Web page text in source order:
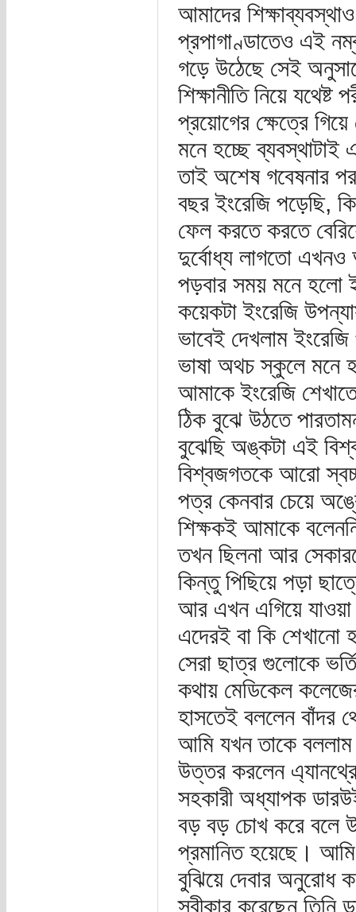
আমাদের
প্রপাগাণ্ডাতেও এই
গড়ে উঠেছে সেই
শিক্ষানীতি নিয়ে
প্রয়োগের ক্ষেত্রে গিয়ে
মনে হচ্ছে
তাই অশেষ গবেষনার
বছর ইংরেজি পড়েছি,
ফেল করতে করতে
দুর্বোধ্য লাগতো এখনও
পড়বার সময় মনে হলো
কয়েকটা ইংরেজি
ভাবেই দেখলাম
ভাষা অথচ স্কুলে মনে
আমাকে ইংরেজি
ঠিক বুঝে উঠতে
বুঝেছি অঙ্কটা এই
বিশ্বজগতকে আরো
পত্র কেনবার চেয়ে
শিক্ষকই আমাকে
তখন ছিলনা আর
কিন্তু পিছিয়ে পড়া
আর এখন এগিয়ে যাওয়া
এদেরই বা কি
সেরা ছাত্র গুলোকে
কথায় মেডিকেল
হাসতেই বললেন বাঁদর
আমি যখন তাকে বললাম
উত্তর করলেন
সহকারী অধ্যাপক
বড় বড় চোখ করে বলে
প্রমানিত হয়েছে। আমি
বুঝিয়ে দেবার অনুরোধ
স্বীকার করেছেন তিনি